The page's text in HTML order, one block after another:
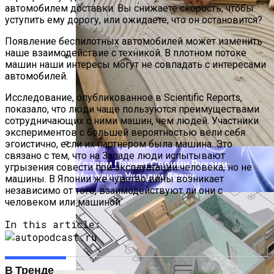
Технологи Машинного Обучения
Способствуют Улучшению Методов
Электростимуляции
Кладем Паркет Своими Руками:
Методика Укладки Доски
автомобилем доставки. Вы снижаете скорость, чтобы
уступить ему дорогу, или ожидаете, что он остановится?
Появление беспилотных автомобилей может изменить
наше взаимодействие с техникой. В плотном потоке
машин наши интересы могут не совпадать с интересами
автомобилей.
Исследование, опубликованное в Scientific Reports,
показало, что люди чаще пользуются преимуществами
сотрудничающих с ними машин, чем людей. Участники
экспериментов с большей вероятностью вели себя
эгоистично, если их партнёром была машина. Это
связано с тем, что на Западе люди испытывают
угрызения совести при эксплуатации человека, но не
машины. В Японии же чувство вины возникает
независимо от того, взаимодействуют ли они с
человеком или машиной.
In this article:
В Тренде